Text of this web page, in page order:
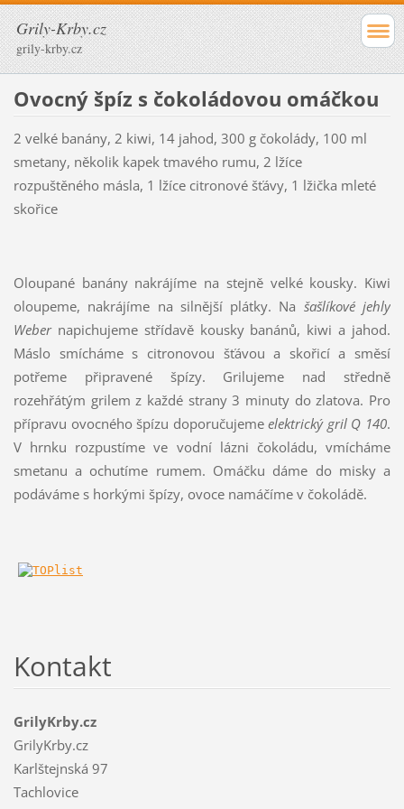
Grily-Krby.cz
grily-krby.cz
Ovocný špíz s čokoládovou omáčkou
2 velké banány, 2 kiwi, 14 jahod, 300 g čokolády, 100 ml
smetany, několik kapek tmavého rumu, 2 lžíce
rozpuštěného másla, 1 lžíce citronové šťávy, 1 lžička mleté
skořice
Oloupané banány nakrájíme na stejně velké kousky. Kiwi
oloupeme, nakrájíme na silnější plátky. Na šašlíkové jehly
Webernapichujeme střídavě kousky banánů, kiwi a jahod.
Máslo smícháme s citronovou šťávou a skořicí a směsí
potřeme připravené špízy. Grilujeme nad středně
rozehřátým grilem z každé strany 3 minuty do zlatova. Pro
přípravu ovocného špízu doporučujemeelektrický gril Q 140.
V hrnku rozpustíme ve vodní lázni čokoládu, vmícháme
smetanu a ochutíme rumem. Omáčku dáme do misky a
podáváme s horkými špízy, ovoce namáčíme v čokoládě.
Kontakt
GrilyKrby.cz
GrilyKrby.cz
Karlštejnská 97
Tachlovice